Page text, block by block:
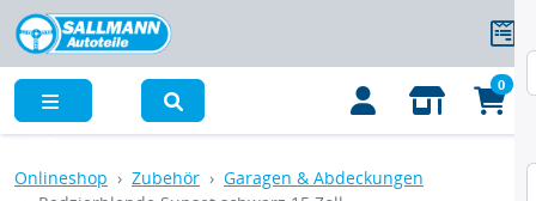
0
Onlineshop Zubehör
Garagen & Abdeckungen